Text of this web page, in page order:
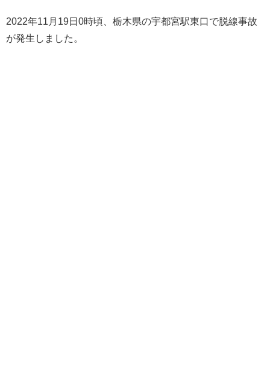
2022年11月19日0時頃、栃木県の宇都宮駅東口で脱線事故
が発生しました。